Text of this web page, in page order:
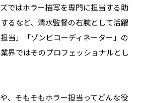
ではホラー描写を専門に担当する助
るなど、清水監督の右腕として活躍
当」「ゾンビコーディネーター」の
界ではそのプロフェッショナルとし
、そもそもホラー担当ってどんな役